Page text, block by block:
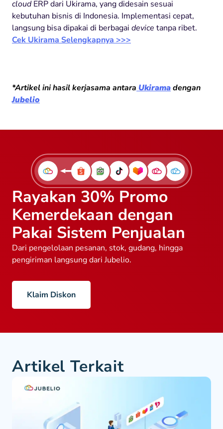
cloudERP dari Ukirama, yang didesain sesuai
kebutuhan bisnis di Indonesia. Implementasi cepat,
langsung bisa dipakai di berbagai device tanpa ribet.
Cek Ukirama Selengkapnya >>>
*Artikel ini hasil kerjasama antara Ukiramadengan
Jubelio
Rayakan 30% Promo
Kemerdekaan dengan
Pakai Sistem Penjualan
Dari pengelolaan pesanan, stok, gudang, hingga
pengiriman langsung dari Jubelio.
Klaim Diskon
Artikel Terkait